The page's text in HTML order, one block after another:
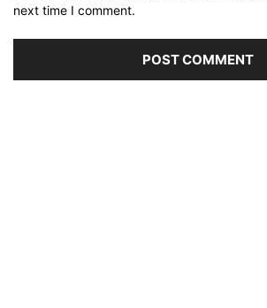
next time I comment.